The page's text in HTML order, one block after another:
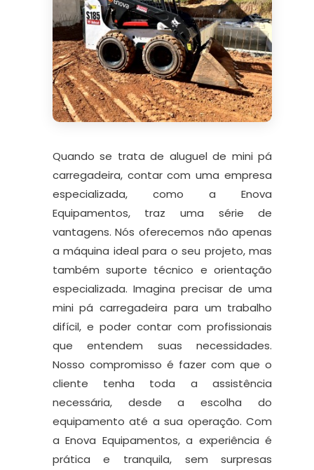
Quando se trata de aluguel de mini pá
carregadeira, contar com uma empresa
especializada, como a Enova
Equipamentos, traz uma série de
vantagens. Nós oferecemos não apenas
a máquina ideal para o seu projeto, mas
também suporte técnico e orientação
especializada. Imagina precisar de uma
mini pá carregadeira para um trabalho
difícil, e poder contar com profissionais
que entendem suas necessidades.
Nosso compromisso é fazer com que o
cliente tenha toda a assistência
necessária, desde a escolha do
equipamento até a sua operação. Com
a Enova Equipamentos, a experiência é
prática e tranquila, sem surpresas